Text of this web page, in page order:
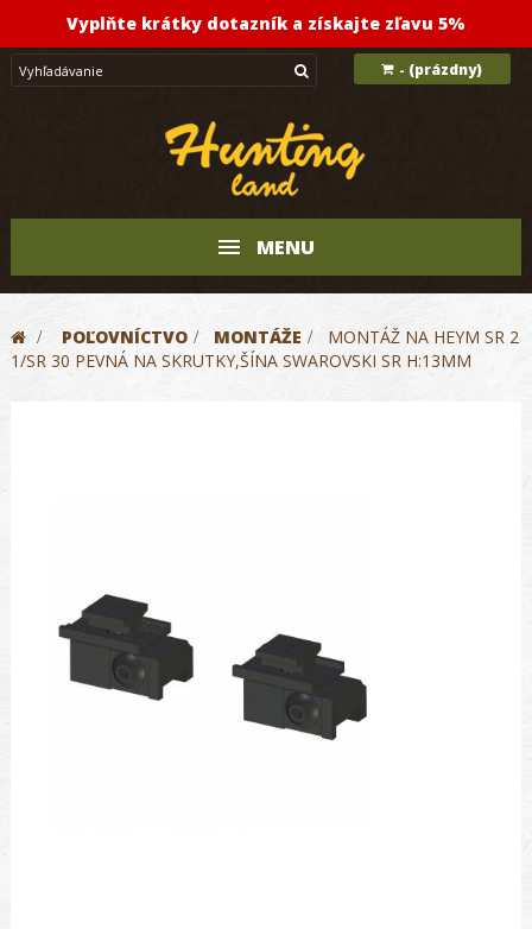
Vyplňte krátky dotazník a získajte zľavu 5%
- (prázdny)
MENU
> POĽOVNÍCTVO > MONTÁŽE >
MONTÁŽ NA HEYM SR 2
1/SR 30 PEVNÁ NA SKRUTKY,ŠÍNA SWAROVSKI SR H:13MM